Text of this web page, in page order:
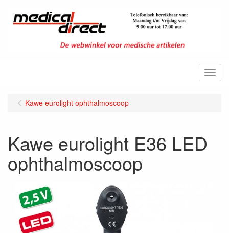
Menu
Kawe eurolight ophthalmoscoop
Kawe eurolight E36 LED
ophthalmoscoop